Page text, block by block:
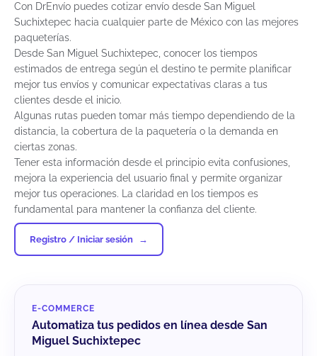
Con DrEnvío puedes cotizar envío desde San Miguel
Suchixtepec hacia cualquier parte de México con las mejores
paqueterías.
Desde San Miguel Suchixtepec, conocer los tiempos
estimados de entrega según el destino te permite planificar
mejor tus envíos y comunicar expectativas claras a tus
clientes desde el inicio.
Algunas rutas pueden tomar más tiempo dependiendo de la
distancia, la cobertura de la paquetería o la demanda en
ciertas zonas.
Tener esta información desde el principio evita confusiones,
mejora la experiencia del usuario final y permite organizar
mejor tus operaciones. La claridad en los tiempos es
fundamental para mantener la confianza del cliente.
Registro / Iniciar sesión
E-COMMERCE
Automatiza tus pedidos en línea desde San
Miguel Suchixtepec